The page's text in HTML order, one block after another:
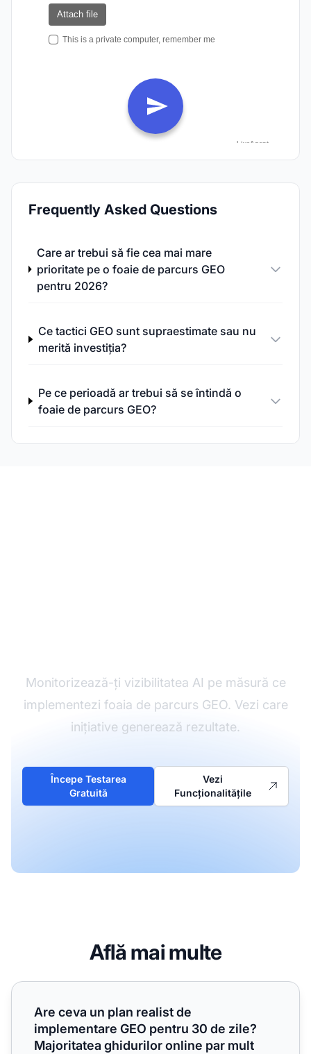
Frequently Asked Questions
Care ar trebui să fie cea mai mare
prioritate pe o foaie de parcurs GEO
pentru 2026?
Ce tactici GEO sunt supraestimate sau nu
merită investiția?
Pe ce perioadă ar trebui să se întindă o
foaie de parcurs GEO?
Monitorizează-ți vizibilitatea AI pe măsură ce
implementezi foaia de parcurs GEO. Vezi care
inițiative generează rezultate.
Începe Testarea
Gratuită
Vezi
Funcționalitățile
Află mai multe
Are ceva un plan realist de implementare GEO pentru
Are ceva un plan realist de
implementare GEO pentru 30 de zile?
Majoritatea ghidurilor online par mult